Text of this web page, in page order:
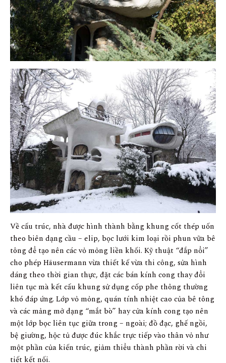
Về cấu trúc, nhà được hình thành bằng khung cốt thép uốn
theo biên dạng cầu – elip, bọc lưới kim loại rồi phun vữa bê
tông để tạo nên các vỏ mỏng liền khối. Kỹ thuật “đắp nổi”
cho phép Häusermann vừa thiết kế vừa thi công, sửa hình
dáng theo thời gian thực, đặt các bán kính cong thay đổi
liên tục mà kết cấu khung sử dụng cốp phe thông thường
khó đáp ứng. Lớp vỏ mỏng, quán tính nhiệt cao của bê tông
và các mảng mở dạng “mắt bò” hay cửa kính cong tạo nên
một lớp bọc liên tục giữa trong – ngoài; đồ đạc, ghế ngồi,
bệ giường, hộc tủ được đúc khắc trực tiếp vào thân vỏ như
một phần của kiến trúc, giảm thiểu thành phần rời và chi
tiết kết nối.